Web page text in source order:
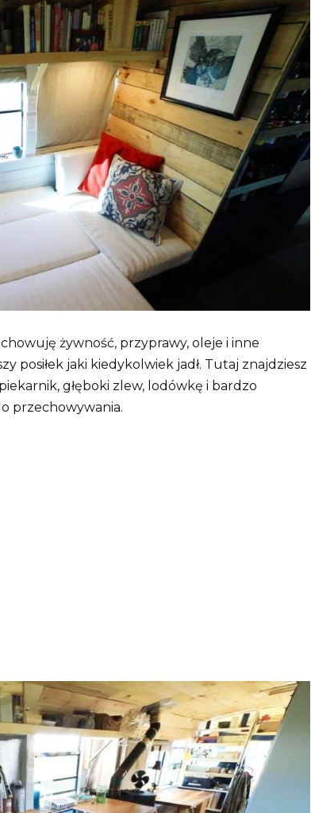
żywność, przyprawy, oleje i inne
posiłek jaki kiedykolwiek jadł. Tutaj znajdziesz
głęboki zlew, lodówkę i bardzo
przechowywania.